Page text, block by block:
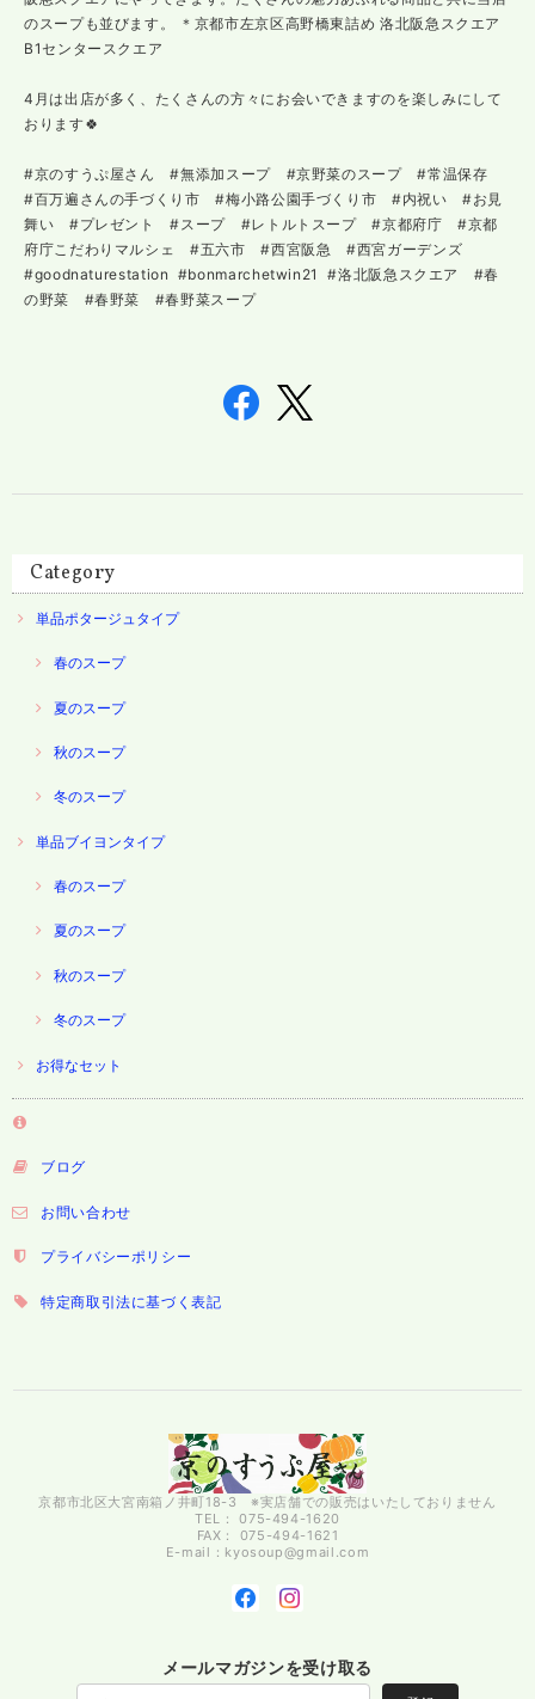
のスープも並びます。 ＊京都市左京区高野橋東詰め 洛北阪急スクエア
B1センタースクエア
4月は出店が多く、たくさんの方々にお会いできますのを楽しみにして
おります🍀
#京のすうぷ屋さん #無添加スープ #京野菜のスープ #常温保存
#百万遍さんの手づくり市 #梅小路公園手づくり市 #内祝い #お見
舞い #プレゼント #スープ #レトルトスープ #京都府庁 #京都
府庁こだわりマルシェ #五六市 #西宮阪急 #西宮ガーデンズ
#goodnaturestation #bonmarchetwin21 #洛北阪急スクエア #春
の野菜 #春野菜 #春野菜スープ
Category
単品ポタージュタイプ
春のスープ
夏のスープ
秋のスープ
冬のスープ
単品ブイヨンタイプ
春のスープ
夏のスープ
秋のスープ
冬のスープ
お得なセット
ブログ
お問い合わせ
プライバシーポリシー
特定商取引法に基づく表記
京都市北区大宮南箱ノ井町18-3 ※実店舗での販売はいたしておりません
TEL： 075-494-1620
FAX： 075-494-1621
E-mail： kyosoup@gmail.com
メールマガジンを受け取る